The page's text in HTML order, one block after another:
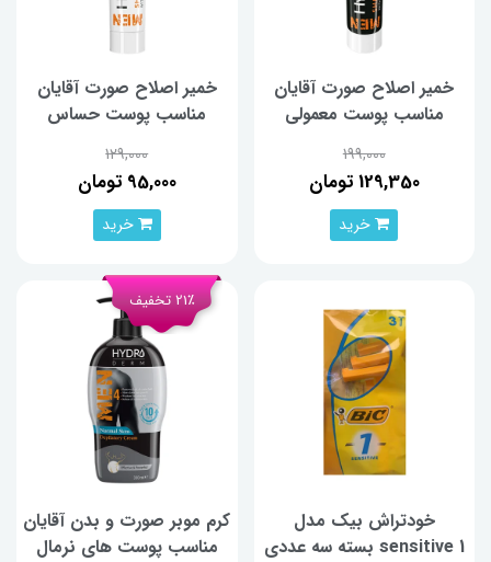
خمیر اصلاح صورت آقایان
مناسب پوست معمولی
199,000
129,350 تومان
خرید
خمیر اصلاح صورت آقایان
مناسب پوست حساس
129,000
95,000 تومان
خرید
خودتراش بیک مدل
sensitive 1 بسته سه عددی
کرم موبر صورت و بدن آقایان
مناسب پوست های نرمال
21٪ تخفیف